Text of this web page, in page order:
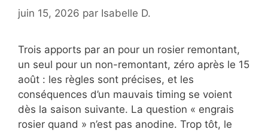
juin 15, 2026 par Isabelle D.
Trois apports par an pour un rosier remontant,
un seul pour un non-remontant, zéro après le 15
août : les règles sont précises, et les
conséquences d’un mauvais timing se voient
dès la saison suivante. La question « engrais
rosier quand » n’est pas anodine. Trop tôt, le